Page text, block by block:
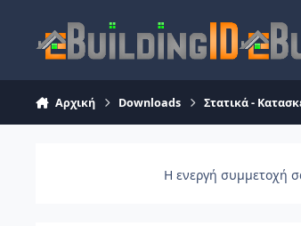
Αρχική Downloads Στατικά -
Η ενεργή συμμετοχή